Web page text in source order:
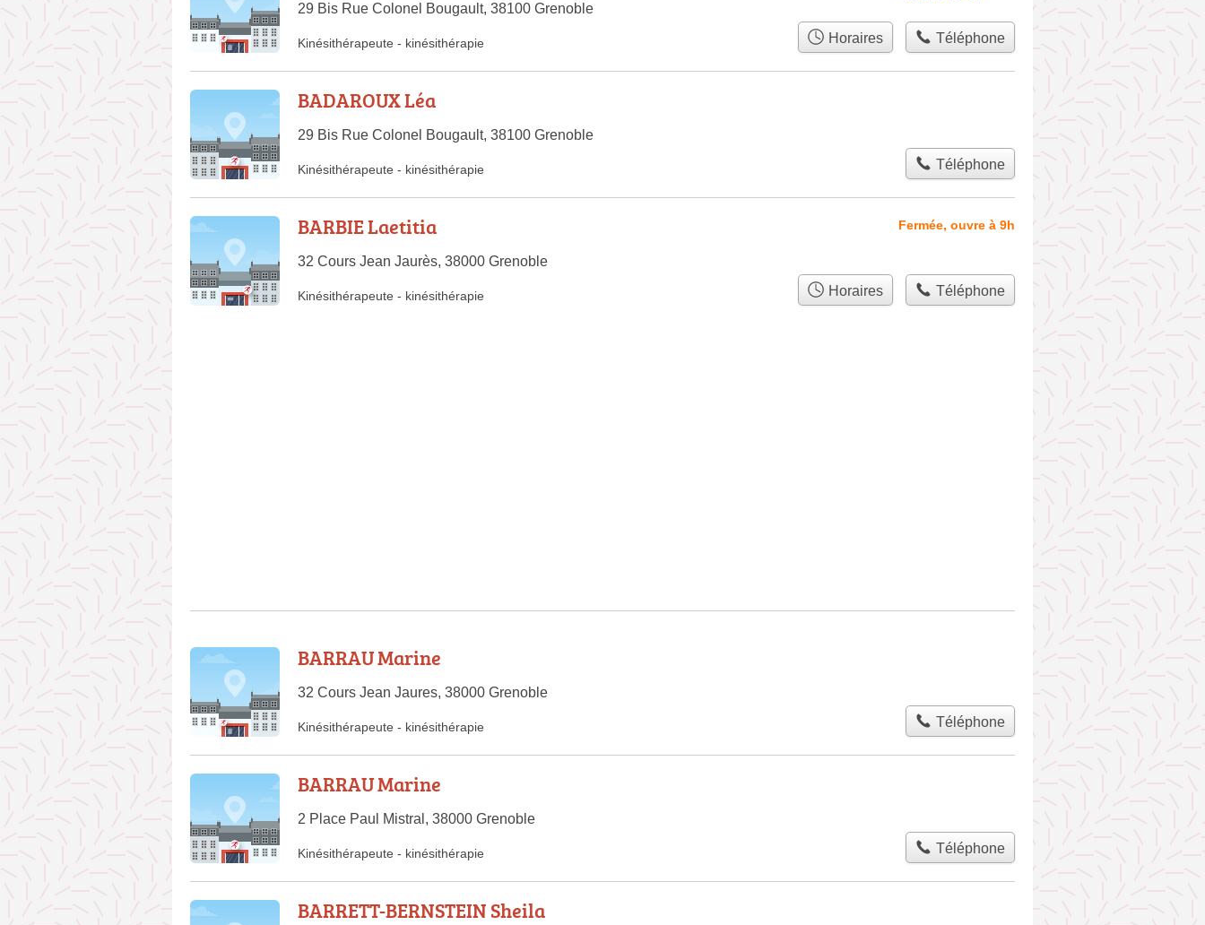
29 Bis Rue Colonel Bougault, 38100 Grenoble
Kinésithérapeute - kinésithérapie Horaires Téléphone
BADAROUX Léa
29 Bis Rue Colonel Bougault, 38100 Grenoble
Kinésithérapeute - kinésithérapie Téléphone
BARBIE Laetitia
32 Cours Jean Jaurès, 38000 Grenoble
Fermée, ouvre à 9h
Kinésithérapeute - kinésithérapie Horaires Téléphone
BARRAU Marine
32 Cours Jean Jaures, 38000 Grenoble
Kinésithérapeute - kinésithérapie Téléphone
BARRAU Marine
2 Place Paul Mistral, 38000 Grenoble
Kinésithérapeute - kinésithérapie Téléphone
BARRETT-BERNSTEIN Sheila